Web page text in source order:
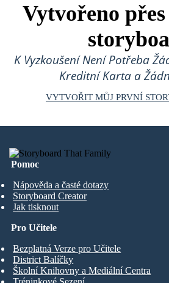
Vytvořeno
K Vyzkoušení Není Potřeba
Kreditní Karta a
VYTVOŘIT MŮJ PRVNÍ
Pomoc
Nápověda a časté dotazy
Storyboard Creator
Jak tisknout
Pro Učitele
Bezplatná Verze pro Učitele
District Balíčky
Školní Knihovny a Mediální Centra